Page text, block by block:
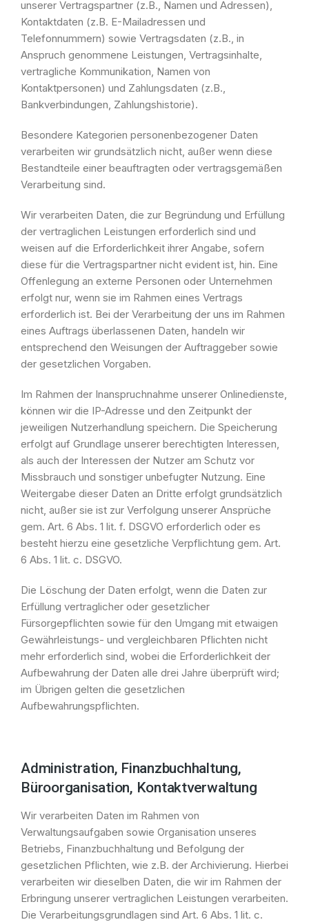
unserer Vertragspartner (z.B., Namen und Adressen),
Kontaktdaten (z.B. E-Mailadressen und
Telefonnummern) sowie Vertragsdaten (z.B., in
Anspruch genommene Leistungen, Vertragsinhalte,
vertragliche Kommunikation, Namen von
Kontaktpersonen) und Zahlungsdaten (z.B.,
Bankverbindungen, Zahlungshistorie).
Besondere Kategorien personenbezogener Daten
verarbeiten wir grundsätzlich nicht, außer wenn diese
Bestandteile einer beauftragten oder vertragsgemäßen
Verarbeitung sind.
Wir verarbeiten Daten, die zur Begründung und Erfüllung
der vertraglichen Leistungen erforderlich sind und
weisen auf die Erforderlichkeit ihrer Angabe, sofern
diese für die Vertragspartner nicht evident ist, hin. Eine
Offenlegung an externe Personen oder Unternehmen
erfolgt nur, wenn sie im Rahmen eines Vertrags
erforderlich ist. Bei der Verarbeitung der uns im Rahmen
eines Auftrags überlassenen Daten, handeln wir
entsprechend den Weisungen der Auftraggeber sowie
der gesetzlichen Vorgaben.
Im Rahmen der Inanspruchnahme unserer Onlinedienste,
können wir die IP-Adresse und den Zeitpunkt der
jeweiligen Nutzerhandlung speichern. Die Speicherung
erfolgt auf Grundlage unserer berechtigten Interessen,
als auch der Interessen der Nutzer am Schutz vor
Missbrauch und sonstiger unbefugter Nutzung. Eine
Weitergabe dieser Daten an Dritte erfolgt grundsätzlich
nicht, außer sie ist zur Verfolgung unserer Ansprüche
gem. Art. 6 Abs. 1 lit. f. DSGVO erforderlich oder es
besteht hierzu eine gesetzliche Verpflichtung gem. Art.
6 Abs. 1 lit. c. DSGVO.
Die Löschung der Daten erfolgt, wenn die Daten zur
Erfüllung vertraglicher oder gesetzlicher
Fürsorgepflichten sowie für den Umgang mit etwaigen
Gewährleistungs- und vergleichbaren Pflichten nicht
mehr erforderlich sind, wobei die Erforderlichkeit der
Aufbewahrung der Daten alle drei Jahre überprüft wird;
im Übrigen gelten die gesetzlichen
Aufbewahrungspflichten.
Administration, Finanzbuchhaltung,
Büroorganisation, Kontaktverwaltung
Wir verarbeiten Daten im Rahmen von
Verwaltungsaufgaben sowie Organisation unseres
Betriebs, Finanzbuchhaltung und Befolgung der
gesetzlichen Pflichten, wie z.B. der Archivierung. Hierbei
verarbeiten wir dieselben Daten, die wir im Rahmen der
Erbringung unserer vertraglichen Leistungen verarbeiten.
Die Verarbeitungsgrundlagen sind Art. 6 Abs. 1 lit. c.